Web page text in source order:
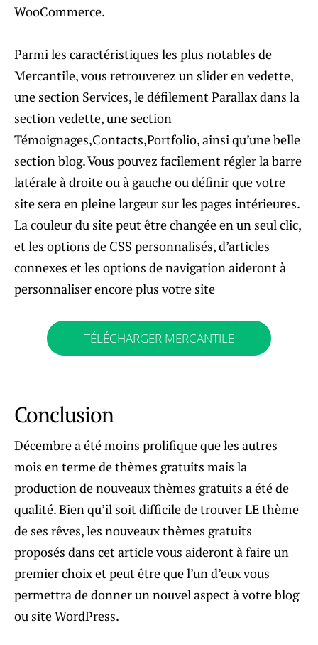
WooCommerce.
Parmi les caractéristiques les plus notables de
Mercantile, vous retrouverez un slider en vedette,
une section Services, le défilement Parallax dans la
section vedette, une section
Témoignages,Contacts,Portfolio, ainsi qu’une belle
section blog. Vous pouvez facilement régler la barre
latérale à droite ou à gauche ou définir que votre
site sera en pleine largeur sur les pages intérieures.
La couleur du site peut être changée en un seul clic,
et les options de CSS personnalisés, d’articles
connexes et les options de navigation aideront à
personnaliser encore plus votre site
TÉLÉCHARGER MERCANTILE
Conclusion
Décembre a été moins prolifique que les autres
mois en terme de thèmes gratuits mais la
production de nouveaux thèmes gratuits a été de
qualité. Bien qu’il soit difficile de trouver LE thème
de ses rêves, les nouveaux thèmes gratuits
proposés dans cet article vous aideront à faire un
premier choix et peut être que l’un d’eux vous
permettra de donner un nouvel aspect à votre blog
ou site WordPress.